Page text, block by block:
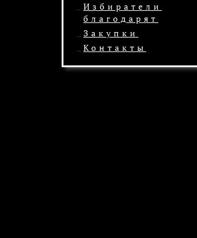
Избиратели
благодарят
Закупки
Контакты